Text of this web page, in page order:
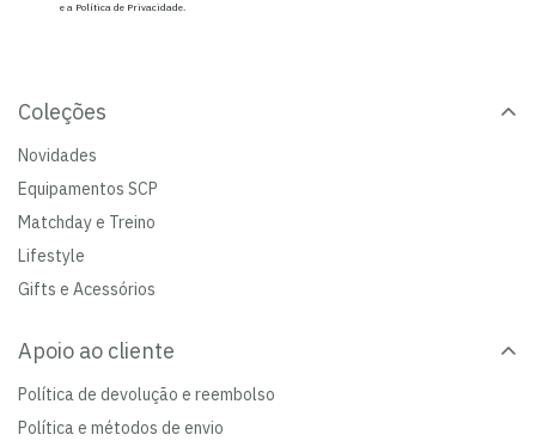
e a Política de Privacidade.
Coleções
Novidades
Equipamentos SCP
Matchday e Treino
Lifestyle
Gifts e Acessórios
Apoio ao cliente
Política de devolução e reembolso
Política e métodos de envio